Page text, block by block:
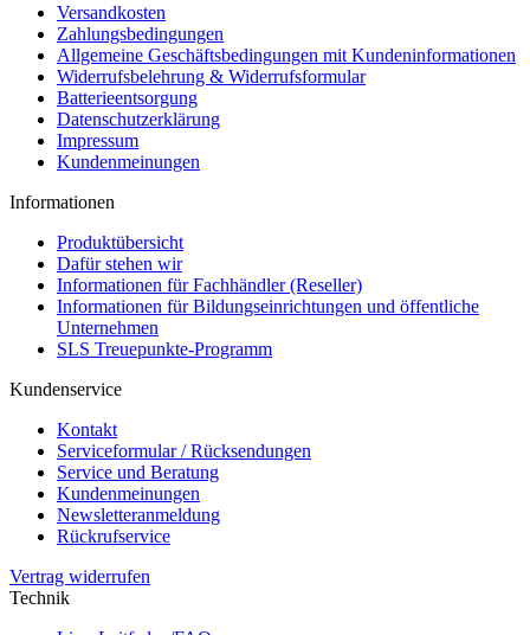
Versandkosten
Zahlungsbedingungen
Allgemeine Geschäftsbedingungen mit Kundeninformationen
Widerrufsbelehrung & Widerrufsformular
Batterieentsorgung
Datenschutzerklärung
Impressum
Kundenmeinungen
Informationen
Produktübersicht
Dafür stehen wir
Informationen für Fachhändler (Reseller)
Informationen für Bildungseinrichtungen und öffentliche
Unternehmen
SLS Treuepunkte-Programm
Kundenservice
Kontakt
Serviceformular / Rücksendungen
Service und Beratung
Kundenmeinungen
Newsletteranmeldung
Rückrufservice
Vertrag widerrufen
Technik